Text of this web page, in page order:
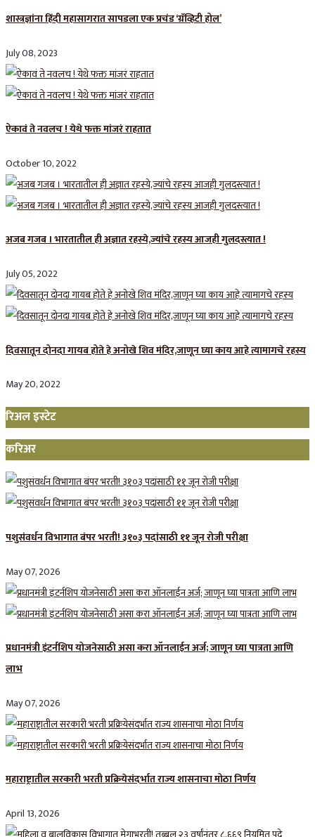
शास्त्रज्ञांना हिंदी महासागरात सापडला एक प्रचंड ‘ग्रॅव्हिटी होल’
July 08, 2023
ऐकावं ते नवलच ! येथे फक्त मांजरं राहतात
October 10, 2022
अजब गजब । भारतातील ही अज्ञात रहस्ये,ज्यांचे रहस्य आजही गुलदस्त्यात !
July 05, 2022
दिवसातून दोनदा गायब होते हे अनोखे शिव मंदिर,जाणून घ्या काय आहे त्यामागचे रहस्य
May 20, 2022
रिअल इस्टेट
करिअर
पशुसंवर्धन विभागात बंपर भरती! ३१०३ पदांसाठी ११ जून रोजी परीक्षा
May 07, 2026
प्रधानमंत्री इंटर्नशिप योजनेसाठी असा करा ऑनलाईन अर्ज; जाणून घ्या पात्रता आणि
लाभ
May 07, 2026
महाराष्ट्रातील सरकारी भरती प्रक्रियेसंदर्भात राज्य शासनाचा मोठा निर्णय
April 13, 2026